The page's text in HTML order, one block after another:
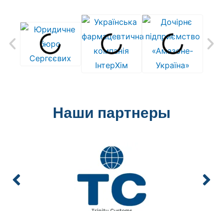
Наши партнеры